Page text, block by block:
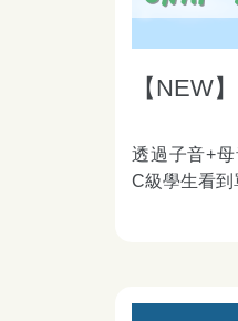
【NEW
透過子音+
C級學生看到